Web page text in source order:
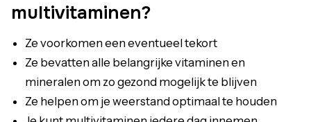
multivitaminen?
Ze voorkomen een eventueel tekort
Ze bevatten alle belangrijke vitaminen en
mineralen om zo gezond mogelijk te blijven
Ze helpen om je weerstand optimaal te houden